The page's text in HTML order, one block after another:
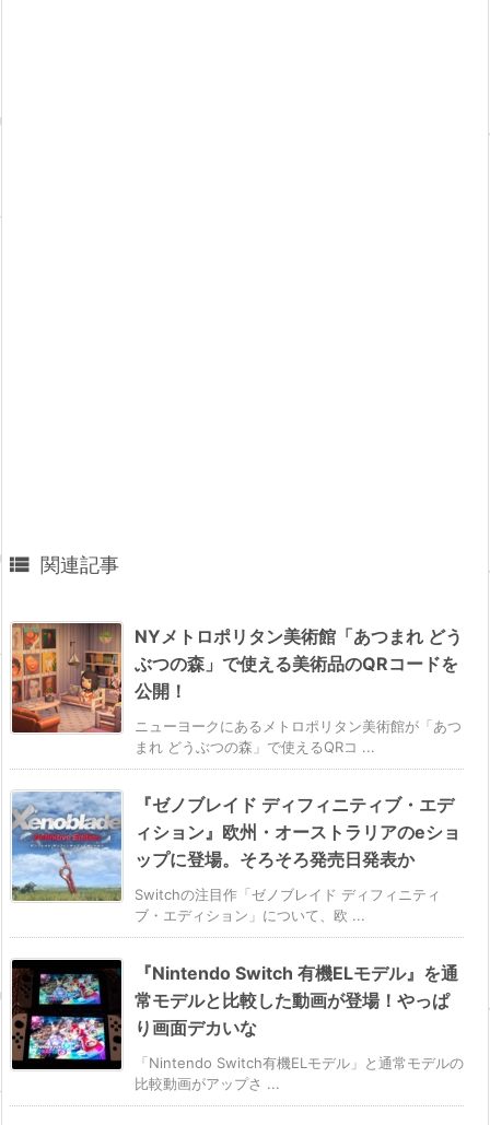
 関連記事
NYメトロポリタン美術館「あつまれ どう
ぶつの森」で使える美術品のQRコードを
公開！
ニューヨークにあるメトロポリタン美術館が「あつ
まれ どうぶつの森」で使えるQRコ ...
『ゼノブレイド ディフィニティブ・エデ
ィション』欧州・オーストラリアのeショ
ップに登場。そろそろ発売日発表か
Switchの注目作「ゼノブレイド ディフィニティ
ブ・エディション」について、欧 ...
『Nintendo Switch 有機ELモデル』を通
常モデルと比較した動画が登場！やっぱ
り画面デカいな
「Nintendo Switch有機ELモデル」と通常モデルの
比較動画がアップさ ...